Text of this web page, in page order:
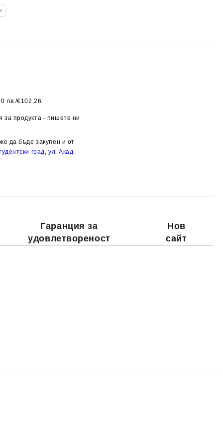
лв./€102,26.
продукта - пишете ни
да бъде закупен и от
град, ул. Акад.
Гаранция за
удовлетвореност
Нов
сайт